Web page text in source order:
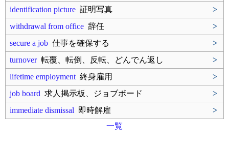
identification picture 証明写真
>
withdrawal from office 辞任
>
secure a job 仕事を確保する
>
turnover転覆、転倒、反転、どんでん返し
>
lifetime employment 終身雇用
>
job board 求人掲示板、ジョブボード
>
immediate dismissal 即時解雇
>
一覧